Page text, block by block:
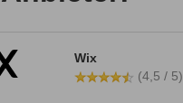
Wix
(4,5 / 5)